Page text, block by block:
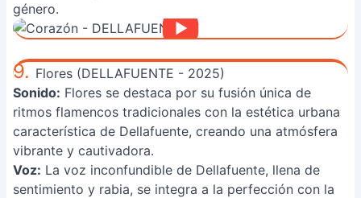
género.
9. Flores (DELLAFUENTE - 2025)
Sonido: Flores se destaca por su fusión única de
ritmos flamencos tradicionales con la estética urbana
característica de Dellafuente, creando una atmósfera
vibrante y cautivadora.
Voz: La voz inconfundible de Dellafuente, llena de
sentimiento y rabia, se integra a la perfección con la